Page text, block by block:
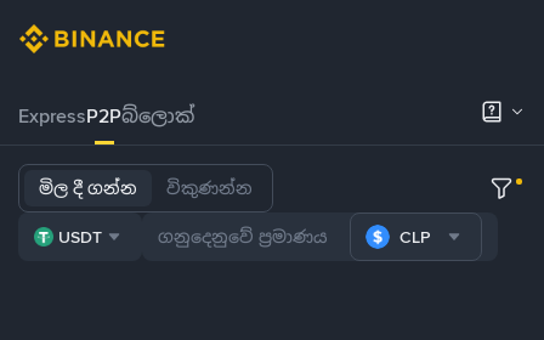
ExpressP2Pබ්ලොක්
මිල දී ගන්න විකුණන්න
USDT CLP